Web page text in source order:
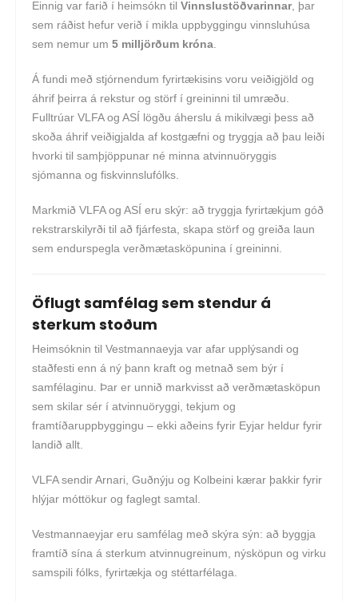
Einnig var farið í heimsókn til Vinnslustöðvarinnar, þar
sem ráðist hefur verið í mikla uppbyggingu vinnsluhúsa
sem nemur um 5 milljörðum króna
Á fundi með stjórnendum fyrirtækisins voru veiðigjöld og
áhrif þeirra á rekstur og störf í greininni til umræðu.
Fulltrúar VLFA og ASÍ lögðu áherslu á mikilvægi þess að
skoða áhrif veiðigjalda af kostgæfni og tryggja að þau leiði
hvorki til samþjöppunar né minna atvinnuöryggis
sjómanna og fiskvinnslufólks.
Markmið VLFA og ASÍ eru skýr: að tryggja fyrirtækjum góð
rekstrarskilyrði til að fjárfesta, skapa störf og greiða laun
sem endurspegla verðmætasköpunina í greininni.
Öflugt samfélag sem stendur á
sterkum stoðum
Heimsóknin til Vestmannaeyja var afar upplýsandi og
staðfesti enn á ný þann kraft og metnað sem býr í
samfélaginu. Þar er unnið markvisst að verðmætasköpun
sem skilar sér í atvinnuöryggi, tekjum og
framtíðaruppbyggingu – ekki aðeins fyrir Eyjar heldur fyrir
landið allt.
VLFA sendir Arnari, Guðnýju og Kolbeini kærar þakkir fyrir
hlýjar móttökur og faglegt samtal.
Vestmannaeyjar eru samfélag með skýra sýn: að byggja
framtíð sína á sterkum atvinnugreinum, nýsköpun og virku
samspili fólks, fyrirtækja og stéttarfélaga.